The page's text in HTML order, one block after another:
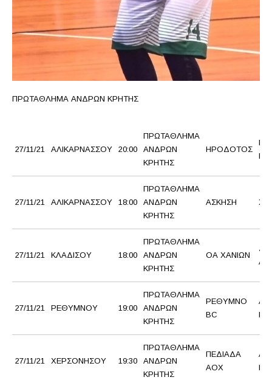
ΠΡΩΤΑΘΛΗΜΑ ΑΝΔΡΩΝ ΚΡΗΤΗΣ
27/11/21 ΑΛΙΚΑΡΝΑΣΣΟΥ 20:00
ΠΡΩΤΑΘΛΗΜΑ
ΑΝΔΡΩΝ
ΚΡΗΤΗΣ
ΗΡΟΔΟΤΟΣ
ΓΑΣ
27/11/21 ΑΛΙΚΑΡΝΑΣΣΟΥ 18:00
ΠΡΩΤΑΘΛΗΜΑ
ΑΝΔΡΩΝ
ΚΡΗΤΗΣ
ΑΣΚΗΣΗ
27/11/21 ΚΛΑΔΙΣΟΥ 18:00
ΠΡΩΤΑΘΛΗΜΑ
ΑΝΔΡΩΝ
ΚΡΗΤΗΣ
ΟΑ ΧΑΝΙΩΝ
ΑΟ
27/11/21 ΡΕΘΥΜΝΟΥ 19:00
ΠΡΩΤΑΘΛΗΜΑ
ΑΝΔΡΩΝ
ΚΡΗΤΗΣ
ΡΕΘΥΜΝΟ
BC
27/11/21 ΧΕΡΣΟΝΗΣΟΥ 19:30
ΠΡΩΤΑΘΛΗΜΑ
ΑΝΔΡΩΝ
ΚΡΗΤΗΣ
ΠΕΔΙΑΔΑ
ΑΟΧ
BC